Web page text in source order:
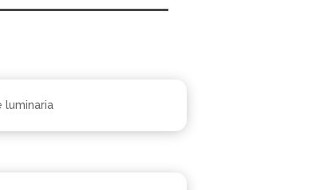
luminaria